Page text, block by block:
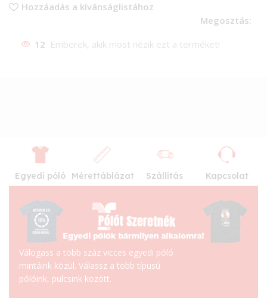
Hozzáadás a kívánságlistához
Megosztás:
12 Emberek, akik most nézik ezt a terméket!
Egyedi póló Mérettáblázat Szállítás Kapcsolat
Válogass a több száz vicces egyedi póló
mintáink közül. Válassz a több típusú
pólóink, pulcsink között.